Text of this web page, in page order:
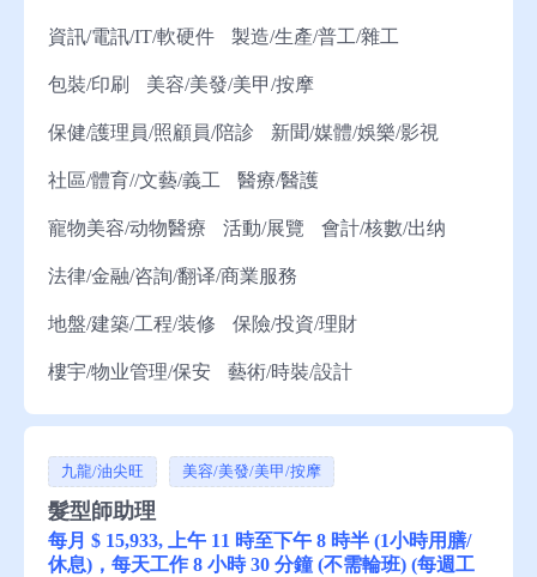
資訊/電訊/IT/軟硬件 製造/生產/普工/雜工
包裝/印刷 美容/美發/美甲/按摩
保健/護理員/照顧員/陪診 新聞/媒體/娛樂/影視
社區/體育//文藝/義工 醫療/醫護
寵物美容/动物醫療 活動/展覽 會計/核數/出纳
法律/金融/咨詢/翻译/商業服務
地盤/建築/工程/装修 保險/投資/理財
樓宇/物业管理/保安 藝術/時裝/設計
九龍/油尖旺 美容/美發/美甲/按摩
髮型師助理
每月 $ 15,933, 上午 11 時至下午 8 時半 (1小時用膳/
休息)，每天工作 8 小時 30 分鐘 (不需輪班) (每週工